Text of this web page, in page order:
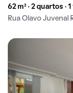
62 m² · 2 quartos ·
Rua Olavo Juvenal